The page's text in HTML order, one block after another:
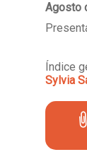
Agosto
Índice
Sylvia